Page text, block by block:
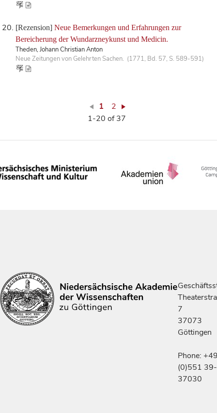
[Rezension] Neue Bemerkungen und Erfahrungen zur
Bereicherung der Wundarzneykunst und Medicin.
Theden, Johann Christian Anton
Neue Zeitungen von Gelehrten Sachen. (1771, Bd. 57, S. 589-591)
1
2
1-20 of 37
7
37073
Göttingen
Phone:
(0)551 39-
37030